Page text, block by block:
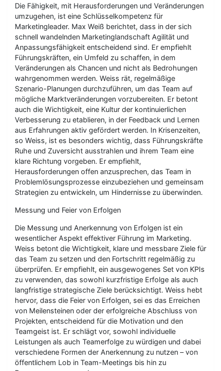
Die Fähigkeit, mit Herausforderungen und Veränderungen
umzugehen, ist eine Schlüsselkompetenz für
Marketingleader. Max Weiß berichtet, dass in der sich
schnell wandelnden Marketinglandschaft Agilität und
Anpassungsfähigkeit entscheidend sind. Er empfiehlt
Führungskräften, ein Umfeld zu schaffen, in dem
Veränderungen als Chancen und nicht als Bedrohungen
wahrgenommen werden. Weiss rät, regelmäßige
Szenario-Planungen durchzuführen, um das Team auf
mögliche Marktveränderungen vorzubereiten. Er betont
auch die Wichtigkeit, eine Kultur der kontinuierlichen
Verbesserung zu etablieren, in der Feedback und Lernen
aus Erfahrungen aktiv gefördert werden. In Krisenzeiten,
so Weiss, ist es besonders wichtig, dass Führungskräfte
Ruhe und Zuversicht ausstrahlen und ihrem Team eine
klare Richtung vorgeben. Er empfiehlt,
Herausforderungen offen anzusprechen, das Team in
Problemlösungsprozesse einzubeziehen und gemeinsam
Strategien zu entwickeln, um Hindernisse zu überwinden.
Messung und Feier von Erfolgen
Die Messung und Anerkennung von Erfolgen ist ein
wesentlicher Aspekt effektiver Führung im Marketing.
Weiss betont die Wichtigkeit, klare und messbare Ziele für
das Team zu setzen und den Fortschritt regelmäßig zu
überprüfen. Er empfiehlt, ein ausgewogenes Set von KPIs
zu verwenden, das sowohl kurzfristige Erfolge als auch
langfristige strategische Ziele berücksichtigt. Weiss hebt
hervor, dass die Feier von Erfolgen, sei es das Erreichen
von Meilensteinen oder der erfolgreiche Abschluss von
Projekten, entscheidend für die Motivation und den
Teamgeist ist. Er schlägt vor, sowohl individuelle
Leistungen als auch Teamerfolge zu würdigen und dabei
verschiedene Formen der Anerkennung zu nutzen – von
öffentlichem Lob in Team-Meetings bis hin zu